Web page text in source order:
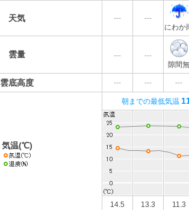
天気 ---
---
にわか
雲量 ---
---
隙間無
雲底高度 --- --- ---
気温(℃)
朝までの最低気温
14.5 13.3 11.3